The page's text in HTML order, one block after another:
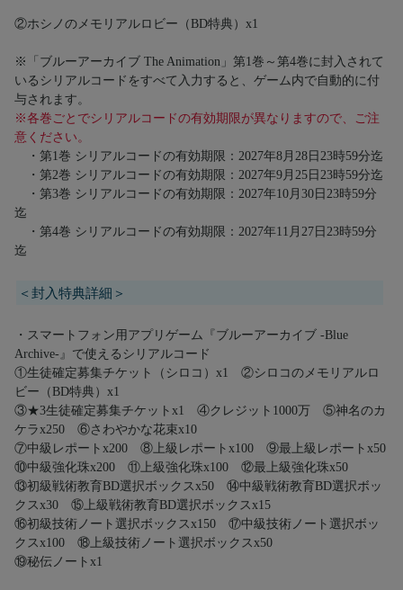
②ホシノのメモリアルロビー（BD特典）x1
※「ブルーアーカイブ The Animation」第1巻～第4巻に封入されて
いるシリアルコードをすべて入力すると、ゲーム内で自動的に付
与されます。
※各巻ごとでシリアルコードの有効期限が異なりますので、ご注
意ください。
・第1巻 シリアルコードの有効期限：2027年8月28日23時59分迄
・第2巻 シリアルコードの有効期限：2027年9月25日23時59分迄
・第3巻 シリアルコードの有効期限：2027年10月30日23時59分
迄
・第4巻 シリアルコードの有効期限：2027年11月27日23時59分
迄
＜封入特典詳細＞
・スマートフォン用アプリゲーム『ブルーアーカイブ -Blue
Archive-』で使えるシリアルコード
①生徒確定募集チケット（シロコ）x1 ②シロコのメモリアルロ
ビー（BD特典）x1
③★3生徒確定募集チケットx1 ④クレジット1000万 ⑤神名のカ
ケラx250 ⑥さわやかな花束x10
⑦中級レポートx200 ⑧上級レポートx100 ⑨最上級レポートx50
⑩中級強化珠x200 ⑪上級強化珠x100 ⑫最上級強化珠x50
⑬初級戦術教育BD選択ボックスx50 ⑭中級戦術教育BD選択ボッ
クスx30 ⑮上級戦術教育BD選択ボックスx15
⑯初級技術ノート選択ボックスx150 ⑰中級技術ノート選択ボッ
クスx100 ⑱上級技術ノート選択ボックスx50
⑲秘伝ノートx1